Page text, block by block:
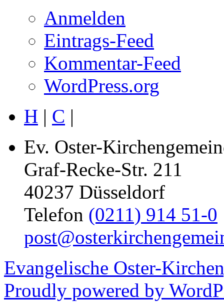
Anmelden
Eintrags-Feed
Kommentar-Feed
WordPress.org
H | C |
Ev. Oster-
Graf-Recke-Str. 211
40237 Düsseldorf
Telefon (0211) 914 51-0
Evangelische Oster-
Proudly powered by